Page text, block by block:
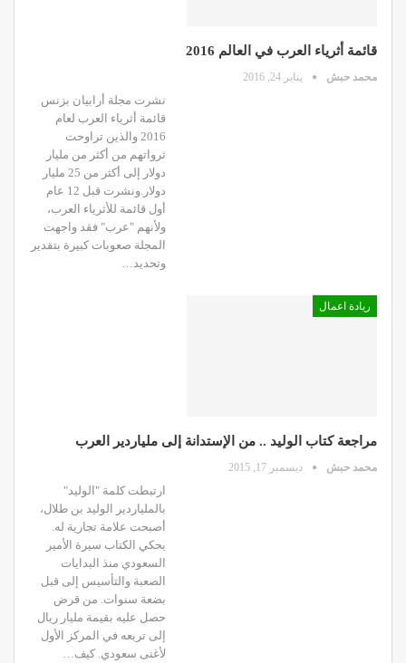
قائمة أثرياء العرب في العالم 2016
محمد حبش يناير 24, 2016
نشرت مجلة أرابيان بزنس
قائمة أثرياء العرب لعام
2016 والذين تراوحت
ثرواتهم من أكثر من مليار
دولار إلى أكثر من 25 مليار
دولار.ونشرت قبل 12 عام
أول قائمة للأثرياء العرب،
ولأنهم "عرب" فقد واجهت
المجلة صعوبات كبيرة بتقدير
وتحديد…
ريادة اعمال
مراجعة كتاب الوليد .. من الإستدانة إلى ملياردير العرب
محمد حبش ديسمبر 17, 2015
ارتبطت كلمة "الوليد"
بالملياردير الوليد بن طلال،
أصبحت علامة تجارية له.
يحكي الكتاب سيرة الأمير
السعودي منذ البدايات
الصعبة والتأسيس إلى قبل
بضعة سنوات. من قرض
حصل عليه بقيمة مليار ريال
إلى تربعه في المركز الأول
لأغنى سعودي. كيف…